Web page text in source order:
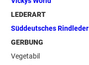
LEDERART
Süddeutsches Rindleder
GERBUNG
Vegetabil